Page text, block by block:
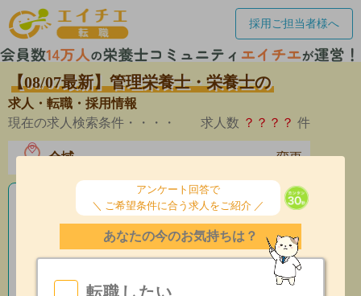
採用ご担当者様へ
【08/07最新】管理栄養士・栄養士の
求人・転職・採用情報
現在の求人検索条件・・・・
求人数 ？？？？ 件
全域 変更
老人ホームの栄養士求人
産休育休制度有
アンケート回答で
＼ ご希望条件に合う求人をご紹介 ／
あなたの今のお気持ちは？
転職したい